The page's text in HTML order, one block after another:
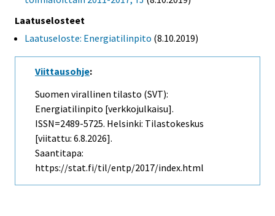
Laatuselosteet
Laatuseloste: Energiatilinpito (8.10.2019)
Viittausohje:
Suomen virallinen tilasto (SVT):
Energiatilinpito [verkkojulkaisu].
ISSN=2489-5725. Helsinki: Tilastokeskus
[viitattu: 6.8.2026].
Saantitapa:
https://stat.fi/til/entp/2017/index.html